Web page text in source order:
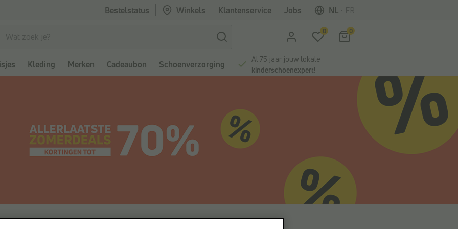
Bestelstatus Winkels Klantenservice Jobs NL
0 0
Kleding Merken Cadeaubon Schoenverzorging
Al 75 jaar jouw lokale
kinderschoenexpert!